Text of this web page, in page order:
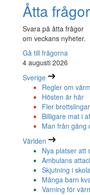
Åtta frågor
Svara på åtta frågor
om veckans nyheter.
Gå till frågorna
4 augusti 2026
Sverige
Regler om
Hösten är här
Fler
Billigare mat i
Man från gäng
Världen
Nya platser att
Ambulans
Skjutning i
Många barn
Varning för